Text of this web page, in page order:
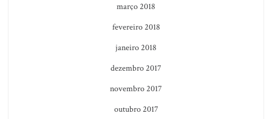
março 2018
fevereiro 2018
janeiro 2018
dezembro 2017
novembro 2017
outubro 2017